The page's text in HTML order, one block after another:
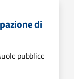
di
pubblico